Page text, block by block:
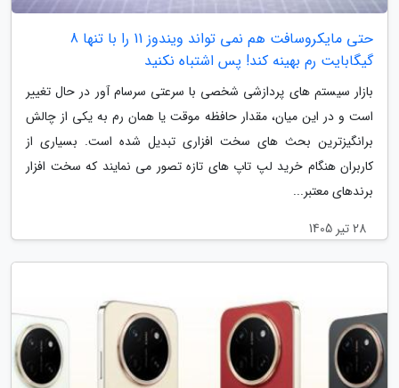
حتی مایکروسافت هم نمی تواند ویندوز 11 را با تنها 8
گیگابایت رم بهینه کند! پس اشتباه نکنید
بازار سیستم های پردازشی شخصی با سرعتی سرسام آور در حال تغییر
است و در این میان، مقدار حافظه موقت یا همان رم به یکی از چالش
برانگیزترین بحث های سخت افزاری تبدیل شده است. بسیاری از
کاربران هنگام خرید لپ تاپ های تازه تصور می نمایند که سخت افزار
برندهای معتبر...
28 تیر 1405